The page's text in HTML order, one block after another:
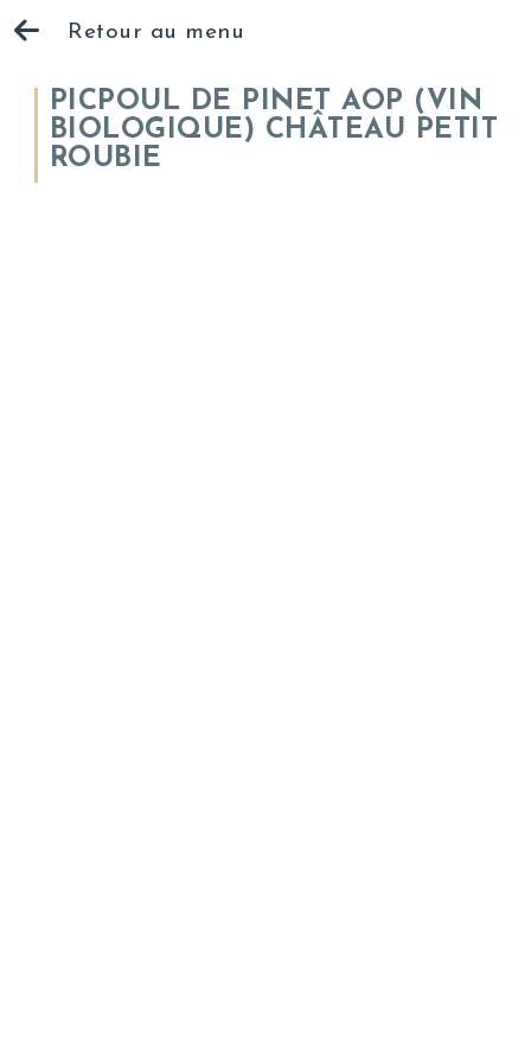
Retour au menu
PICPOUL DE PINET AOP (VIN
BIOLOGIQUE) CHÂTEAU PETIT
ROUBIE